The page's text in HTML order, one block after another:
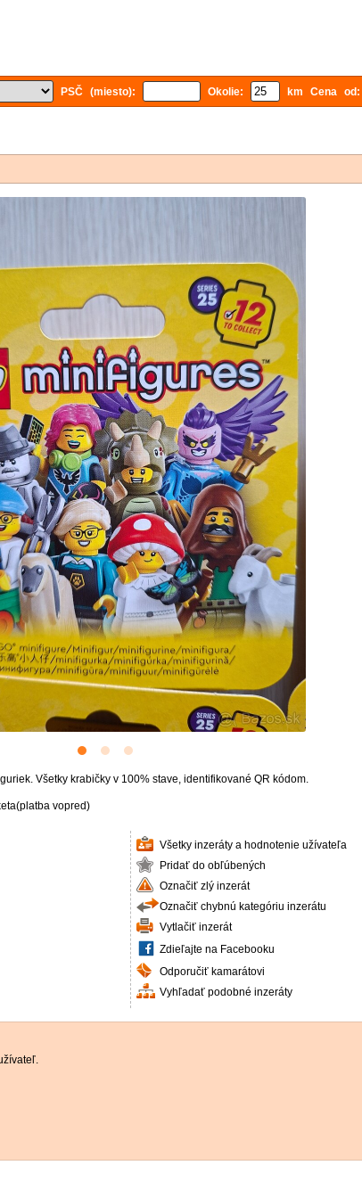
PSČ (miesto): Okolie: km Cena od:
Všetky krabičky v 100% stave, identifikované QR kódom.
vopred)
Všetky inzeráty a hodnotenie užívateľa
Pridať do obľúbených
Označiť zlý inzerát
Označiť chybnú kategóriu inzerátu
Vytlačiť inzerát
Zdieľajte na Facebooku
Odporučiť kamarátovi
Vyhľadať podobné inzeráty